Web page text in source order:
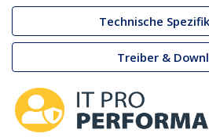
Technische
Treiber &